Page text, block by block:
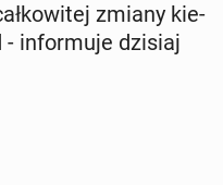
zmiany kie­
- in­for­mu­je dzisiaj